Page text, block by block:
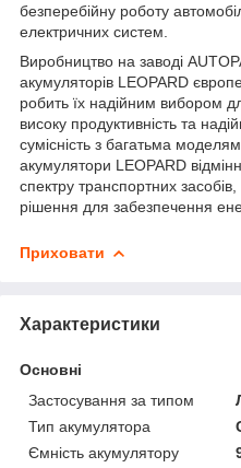
безперебійну роботу
електричних систем.
Виробництво на заводі
акумуляторів LEOPARD
робить їх надійним вибором
високу продуктивність та
сумісність з багатьма
акумулятори LEOPARD
спектру транспортних
рішення для забезпечення
Приховати
Характеристики
Основні
Застосування за типом
Тип акумулятора
Ємність акумулятору